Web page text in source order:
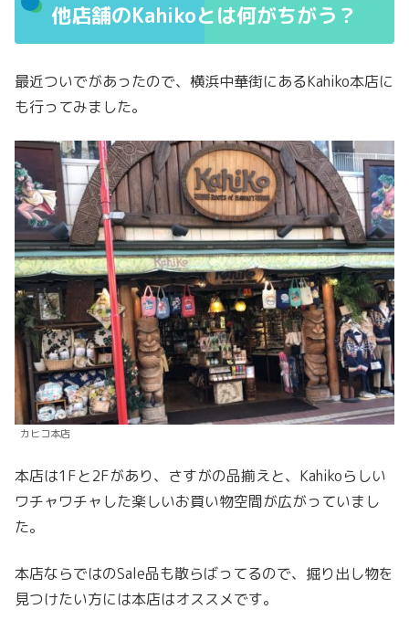
他店舗のKahikoとは何がちがう？
最近ついでがあったので、横浜中華街にあるKahiko本店に
も行ってみました。
カヒコ本店
本店は1Fと2Fがあり、さすがの品揃えと、Kahikoらしい
ワチャワチャした楽しいお買い物空間が広がっていまし
た。
本店ならではのSale品も散らばってるので、掘り出し物を
見つけたい方には本店はオススメです。